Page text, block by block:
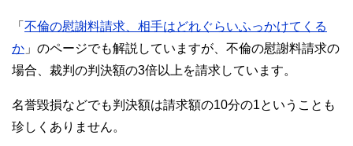
「 不倫の慰謝料請求、相手はどれぐらいふっかけてくる
か 」のページでも解説していますが、不倫の慰謝料請求の
場合、裁判の判決額の3倍以上を請求しています。
名誉毀損などでも判決額は請求額の10分の1ということも
珍しくありません。